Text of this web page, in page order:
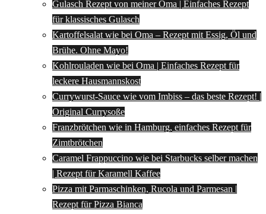
Gulasch Rezept von meiner Oma | Einfaches Rezept
für klassisches Gulasch
Kartoffelsalat wie bei Oma – Rezept mit Essig, Öl und
Brühe. Ohne Mayo!
Kohlrouladen wie bei Oma | Einfaches Rezept für
leckere Hausmannskost
Currywurst-Sauce wie vom Imbiss – das beste Rezept! |
Original Currysoße
Franzbrötchen wie in Hamburg, einfaches Rezept für
Zimtbrötchen
Caramel Frappuccino wie bei Starbucks selber machen
| Rezept für Karamell Kaffee
Pizza mit Parmaschinken, Rucola und Parmesan |
Rezept für Pizza Bianca